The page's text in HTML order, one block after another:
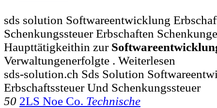
sds solution Softwareentwicklung
Schenkungssteuer Erbschaften
Haupttätigkeithin zur
Verwaltungenerfolgte . Weiterlesen
sds-solution.ch Sds Solution
Erbschaftssteuer Und Schenkungssteuer
50 2LS Noe Co. Technische